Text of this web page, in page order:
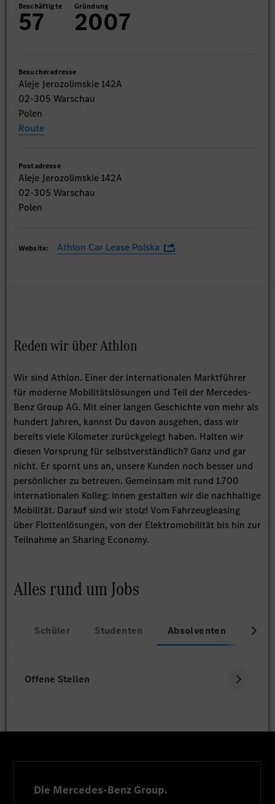
Beschäftigte
57 Gründung
2007
Besucheradresse
Aleje Jerozolimskie 142A
02-305 Warschau
Polen
Route
Postadresse
Aleje Jerozolimskie 142A
02-305 Warschau
Polen
Website: Athlon Car Lease Polska
Reden wir über Athlon
Wir sind Athlon. Einer der internationalen Marktführer
für moderne Mobilitätslösungen und Teil der Mercedes-
Benz Group AG. Mit einer langen Geschichte von mehr als
hundert Jahren, kannst Du davon ausgehen, dass wir
bereits viele Kilometer zurückgelegt haben. Halten wir
diesen Vorsprung für selbstverständlich? Ganz und gar
nicht. Er spornt uns an, unsere Kunden noch besser und
persönlicher zu betreuen. Gemeinsam mit rund 1.700
internationalen Kolleg: innen gestalten wir die nachhaltige
Mobilität. Darauf sind wir stolz! Vom Fahrzeugleasing
über Flottenlösungen, von der Elektromobilität bis hin zur
Teilnahme an Sharing Economy.
Alles rund um Jobs
Schüler Studenten Absolventen
Offene Stellen
Die Mercedes-Benz Group.